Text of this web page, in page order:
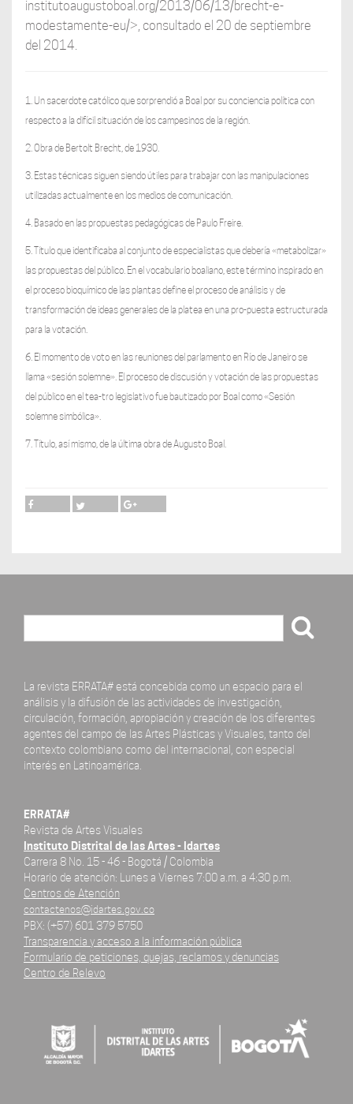
institutoaugustoboal.org/2013/06/13/brecht-e-
modestamente-eu/>, consultado el 20 de septiembre
del 2014.
1. Un sacerdote católico que sorprendió a Boal por su conciencia política con
respecto a la difícil situación de los campesinos de la región.
2. Obra de Bertolt Brecht, de 1930.
3. Estas técnicas siguen siendo útiles para trabajar con las manipulaciones
utilizadas actualmente en los medios de comunicación.
4. Basado en las propuestas pedagógicas de Paulo Freire.
5. Título que identificaba al conjunto de especialistas que debería «metabolizar»
las propuestas del público. En el vocabulario boaliano, este término inspirado en
el proceso bioquímico de las plantas define el proceso de análisis y de
transformación de ideas generales de la platea en una pro-puesta estructurada
para la votación.
6. El momento de voto en las reuniones del parlamento en Río de Janeiro se
llama «sesión solemne». El proceso de discusión y votación de las propuestas
del público en el tea-tro legislativo fue bautizado por Boal como «Sesión
solemne simbólica».
7. Título, así mismo, de la última obra de Augusto Boal.
La revista ERRATA# está concebida como un espacio para el
análisis y la difusión de las actividades de investigación,
circulación, formación, apropiación y creación de los diferentes
agentes del campo de las Artes Plásticas y Visuales, tanto del
contexto colombiano como del internacional, con especial
interés en Latinoamérica.
ERRATA#
Revista de Artes Visuales
Instituto Distrital de las Artes - Idartes
Carrera 8 No. 15 - 46 - Bogotá / Colombia
Horario de atención: Lunes a Viernes 7:00 a.m. a 4:30 p.m.
Centros de Atención
contactenos@idartes.gov.co
PBX: (+57) 601 379 5750
Transparencia y acceso a la información pública
Formulario de peticiones, quejas, reclamos y denuncias
Centro de Relevo